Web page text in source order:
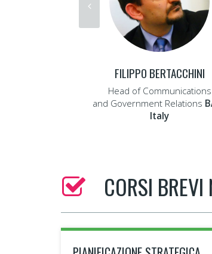
FILIPPO BERTACCHINI
Head of Communications
and Government Relations
Italy
CORSI